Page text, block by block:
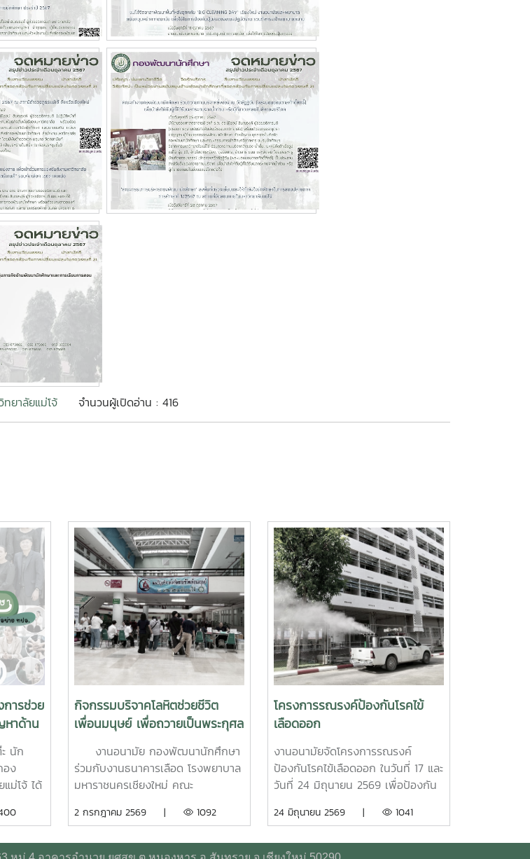
ยาลัยแม่โจ้ จำนวนผู้เปิดอ่าน : 416
ารช่วย
าด้าน
ฏิบัติ
นัก
อง
ม่โจ้ ได้
กษาที่
งวันที่
กิจกรรมบริจาคโลหิตช่วยชีวิต
เพื่อนมนุษย์ เพื่อถวายเป็นพระกุศล
แด่ สมเด็จพระเจ้าลูกเธอ เจ้าฟ้า
พัชรกิติยาภา นเรนทิราเทพยวดี
กรมหลวงราช สาริณีสิริพัชร มหา
งานอนามัย กองพัฒนานักศึกษา
ร่วมกับงานธนาคารเลือด โรงพยาบาล
มหาราชนครเชียงใหม่ คณะ
เปิดบริการรับบริจาคโลหิตช่วยชีวิต
สมเด็จพระเจ้าลูกเธอ เจ้าฟ้าพัชรกิติยา
2 กรกฎาคม 2569 | 1092
โครงการรณรงค์ป้องกันโรคไข้
เลือดออก
งานอนามัยจัดโครงการรณรงค์
ป้องกันโรคไข้เลือดออก ในวันที่ 17 และ
วันที่ 24 มิถุนายน 2569 เพื่อป้องกัน
มหาวิทยาลัยแม่โจ้ และเป็นการควบคุม
เตรียมความพร้อมสำหรับนักศึกษาที่จะ
24 มิถุนายน 2569 | 1041